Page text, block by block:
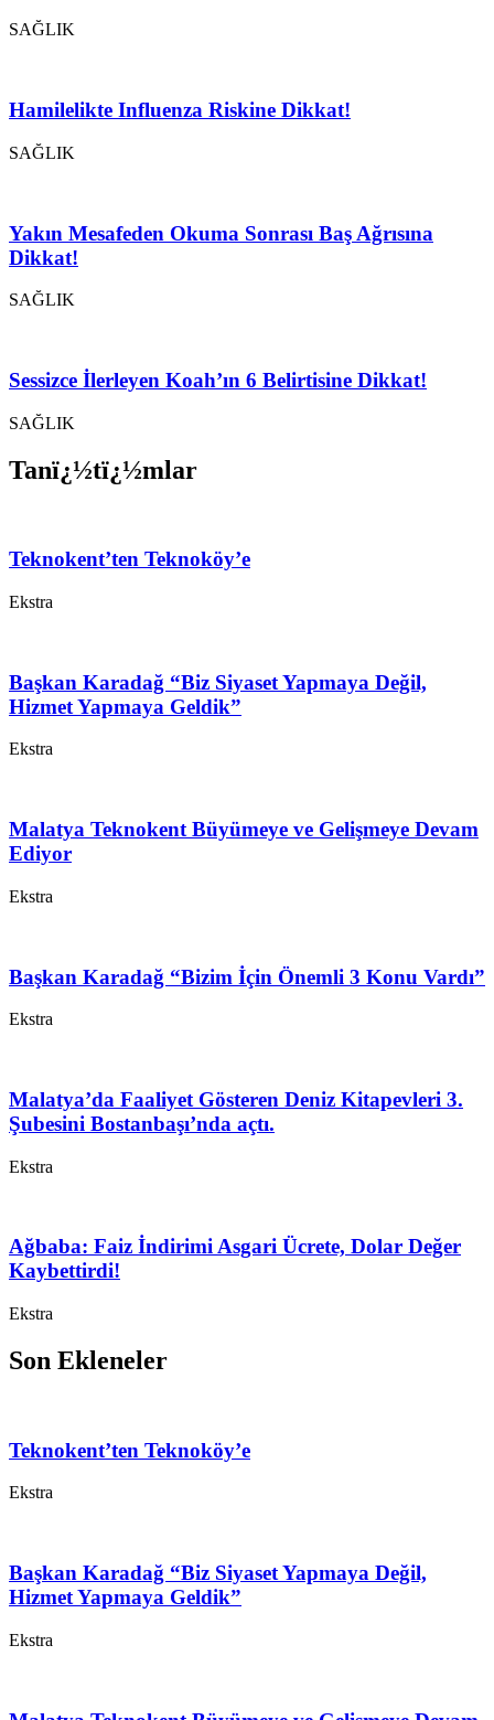
SAĞLIK
Hamilelikte Influenza Riskine Dikkat!
SAĞLIK
Yakın Mesafeden Okuma Sonrası Baş Ağrısına
Dikkat!
SAĞLIK
Sessizce İlerleyen Koah’ın 6 Belirtisine Dikkat!
SAĞLIK
Tanï¿½tï¿½mlar
Teknokent’ten Teknoköy’e
Ekstra
Başkan Karadağ “Biz Siyaset Yapmaya Değil,
Hizmet Yapmaya Geldik”
Ekstra
Malatya Teknokent Büyümeye ve Gelişmeye Devam
Ediyor
Ekstra
Başkan Karadağ “Bizim İçin Önemli 3 Konu Vardı”
Ekstra
Malatya’da Faaliyet Gösteren Deniz Kitapevleri 3.
Şubesini Bostanbaşı’nda açtı.
Ekstra
Ağbaba: Faiz İndirimi Asgari Ücrete, Dolar Değer
Kaybettirdi!
Ekstra
Son Ekleneler
Teknokent’ten Teknoköy’e
Ekstra
Başkan Karadağ “Biz Siyaset Yapmaya Değil,
Hizmet Yapmaya Geldik”
Ekstra